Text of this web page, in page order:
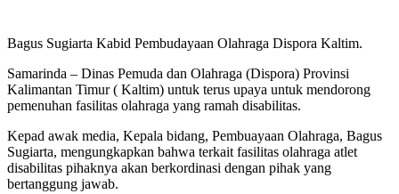
Bagus Sugiarta Kabid Pembudayaan Olahraga Dispora Kaltim.
Samarinda – Dinas Pemuda dan Olahraga (Dispora) Provinsi
Kalimantan Timur ( Kaltim) untuk terus upaya untuk mendorong
pemenuhan fasilitas olahraga yang ramah disabilitas.
Kepad awak media, Kepala bidang, Pembuayaan Olahraga, Bagus
Sugiarta, mengungkapkan bahwa terkait fasilitas olahraga atlet
disabilitas pihaknya akan berkordinasi dengan pihak yang
bertanggung jawab.